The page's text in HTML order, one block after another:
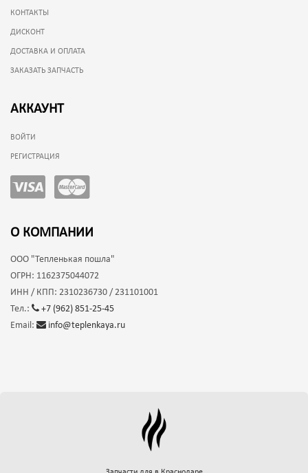
КОНТАКТЫ
ДИСКОНТ
ДОСТАВКА И ОПЛАТА
ЗАКАЗАТЬ ЗАПЧАСТЬ
АККАУНТ
ВОЙТИ
РЕГИСТРАЦИЯ
О КОМПАНИИ
ООО "Тепленькая пошла"
ОГРН: 1162375044072
ИНН / КПП: 2310236730 / 231101001
Тел.:
+7 (962) 851-25-45
Email:
info@teplenkaya.ru